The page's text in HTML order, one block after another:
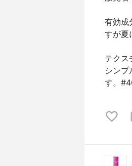
有効成
すが夏
テクス
シン
す。